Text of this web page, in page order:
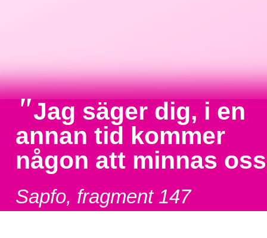
"Jag säger dig, i en
annan tid kommer
någon att minnas
Sapfo, fragment 147